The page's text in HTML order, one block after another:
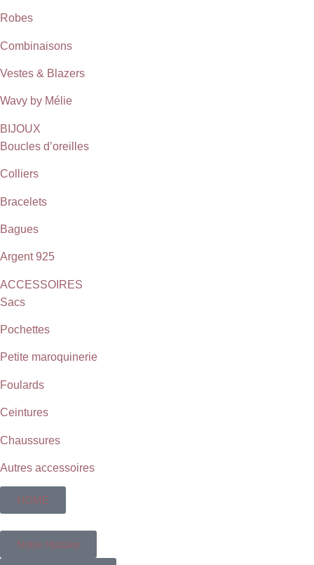
Robes
Combinaisons
Vestes & Blazers
Wavy by Mélie
BIJOUX
Boucles d’oreilles
Colliers
Bracelets
Bagues
Argent 925
ACCESSOIRES
Sacs
Pochettes
Petite maroquinerie
Foulards
Ceintures
Chaussures
Autres accessoires
HOME
Notre Histoire